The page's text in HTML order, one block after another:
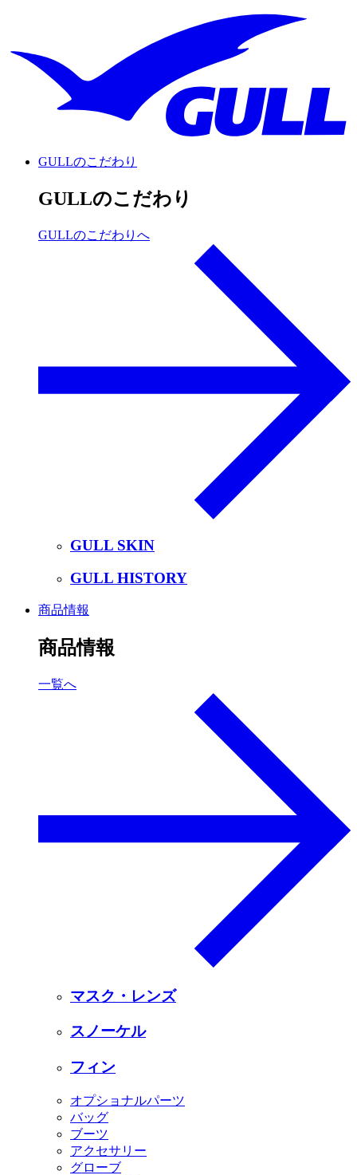
GULLのこだわり
GULLのこだわり
GULLのこだわりへ
GULL SKIN
GULL HISTORY
商品情報
商品情報
一覧へ
マスク・レンズ
スノーケル
フィン
オプショナルパーツ
バッグ
ブーツ
アクセサリー
グローブ